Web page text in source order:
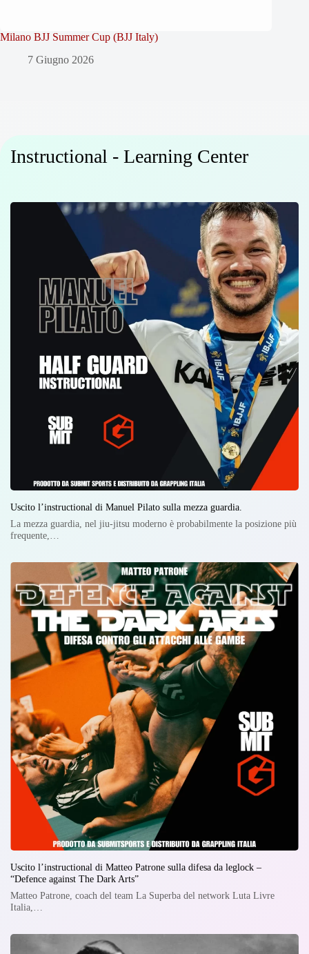
Milano BJJ Summer Cup (BJJ Italy)
7 Giugno 2026
Instructional - Learning Center
Uscito l’instructional di Manuel Pilato sulla mezza guardia.
La mezza guardia, nel jiu-jitsu moderno è probabilmente la posizione più
frequente,…
Uscito l’instructional di Matteo Patrone sulla difesa da leglock –
“Defence against The Dark Arts”
Matteo Patrone, coach del team La Superba del network Luta Livre
Italia,…